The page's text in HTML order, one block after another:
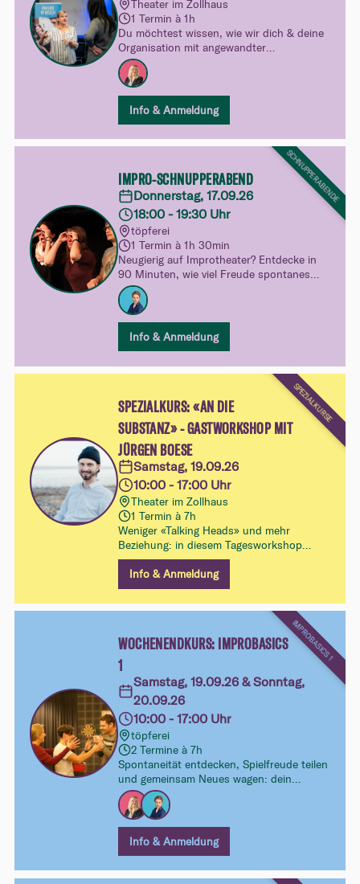
Theater im Zollhaus
1 Termin à 1h
Du möchtest wissen, wie wir dich & deine
Organisation mit angewandter
Improvisation weiterbilden können? Dann
bist du hier genau richtig!
Du lernst unsere Philosophie und unsere
Arbeitsweise kennen - und nimmst auch
Berufsalltag mit! Praxisnah,
handlungsorientiert und freudvoll.
Info & Anmeldung
SCHNUPPERABENDE
IMPRO-SCHNUPPERABEND
Donnerstag, 17.09.26
18:00 - 19:30 Uhr
töpferei
1 Termin à 1h 30min
Neugierig auf Improtheater? Entdecke in
90 Minuten, wie viel Freude spontanes
Spielen machen kann. Ganz unverbindlich,
ohne Druck und mit viel Raum zum
Ausprobieren – dein spielerischer Einblick
in unsere Kurswelt.
Info & Anmeldung
SPEZIALKURSE
SPEZIALKURS: «AN DIE
SUBSTANZ» - GASTWORKSHOP MIT
JÜRGEN BOESE
Samstag, 19.09.26
10:00 - 17:00 Uhr
Theater im Zollhaus
1 Termin à 7h
Weniger «Talking Heads» und mehr
Beziehung: in diesem Tagesworkshop
lernst du einer Szene mehr Tiefe geben
kannst und dich nicht von Gags verleiten
lässt
Info & Anmeldung
IMPROBASICS 1
WOCHENENDKURS: IMPROBASICS
1
Samstag, 19.09.26 & Sonntag,
20.09.26
10:00 - 17:00 Uhr
töpferei
2 Termine à 7h
Spontaneität entdecken, Spielfreude teilen
und gemeinsam Neues wagen: dein
Intensiv-Wochenende im Improtheater.
Ohne Vorkenntnisse, ohne Druck – dafür
mit viel Lust aufs Ausprobieren und
Eintauchen.
Info & Anmeldung